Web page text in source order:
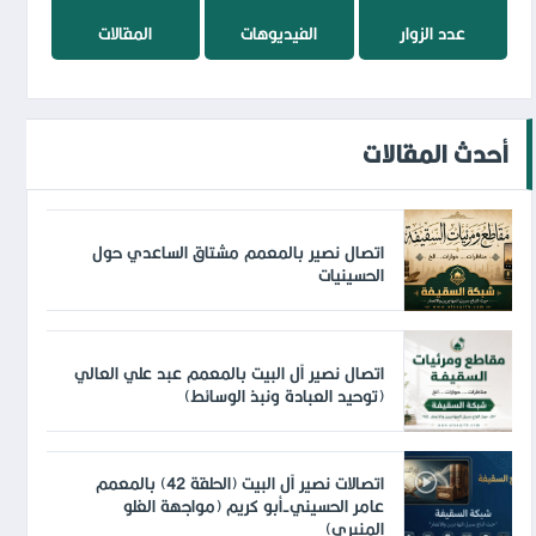
عدد الزوار الفيديوهات المقالات
أحدث المقالات
اتصال نصير بالمعمم مشتاق الساعدي حول
الحسينيات
اتصال نصير آل البيت بالمعمم عبد علي العالي
(توحيد العبادة ونبذ الوسائط)
اتصالات نصير آل البيت (الحلقة 42) بالمعمم
عامر الحسيني-أبو كريم (مواجهة الغلو
المنبري)